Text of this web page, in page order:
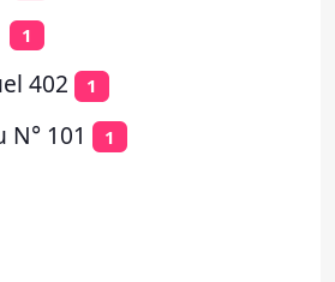
1
402 1
N° 101 1